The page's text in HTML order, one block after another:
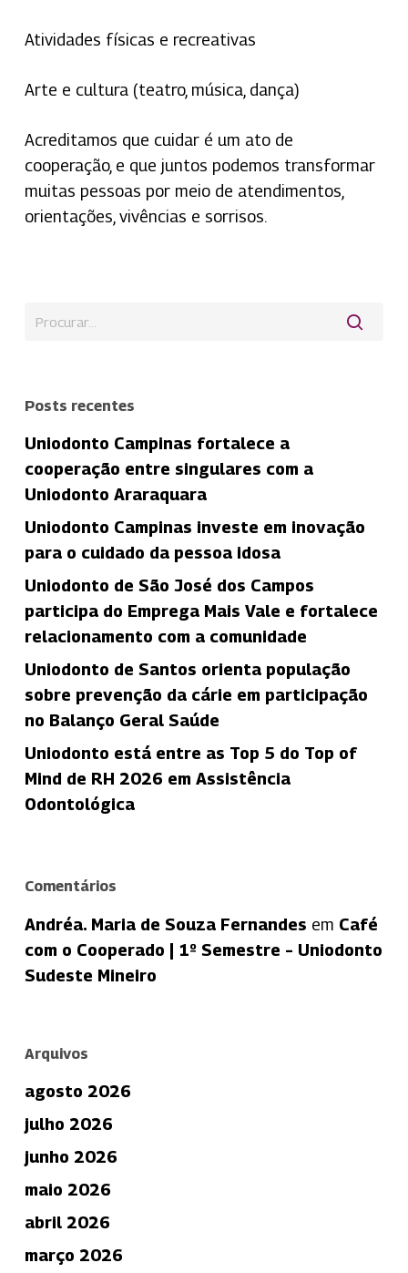
Atividades físicas e recreativas
Arte e cultura (teatro, música, dança)
Acreditamos que cuidar é um ato de
cooperação, e que juntos podemos transformar
muitas pessoas por meio de atendimentos,
orientações, vivências e sorrisos.
Posts recentes
Uniodonto Campinas fortalece a
cooperação entre singulares com a
Uniodonto Araraquara
Uniodonto Campinas investe em inovação
para o cuidado da pessoa idosa
Uniodonto de São José dos Campos
participa do Emprega Mais Vale e fortalece
relacionamento com a comunidade
Uniodonto de Santos orienta população
sobre prevenção da cárie em participação
no Balanço Geral Saúde
Uniodonto está entre as Top 5 do Top of
Mind de RH 2026 em Assistência
Odontológica
Comentários
Andréa. Maria de Souza Fernandes em Café
com o Cooperado | 1º Semestre – Uniodonto
Sudeste Mineiro
Arquivos
agosto 2026
julho 2026
junho 2026
maio 2026
abril 2026
março 2026